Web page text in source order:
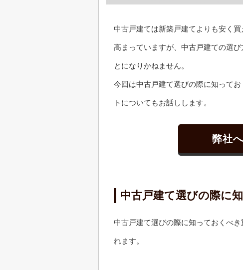
中古戸建ては新築戸建てよりも安く
高まっていますが、中古戸建ての選
とになりかねません。
今回は中古戸建て選びの際に知って
トについてもお話しします。
弊社
中古戸建て選びの際に
中古戸建て選びの際に知っておくべ
れます。